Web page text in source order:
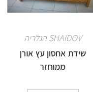
SHAIDOV הגלריה
שידת אחסון עץ אורן
ממוחזר